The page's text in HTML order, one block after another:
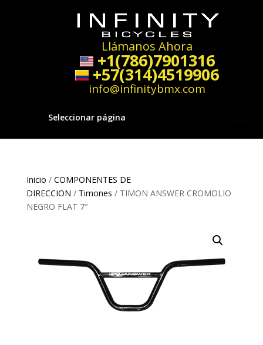
Llámanos Ahora
+1(786)7901316
+57(314)4519906
info@infinitybmx.com
Seleccionar página
Inicio / COMPONENTES DE
DIRECCION / Timones / TIMON ANSWER CROMOLIO
NEGRO FLAT 7″